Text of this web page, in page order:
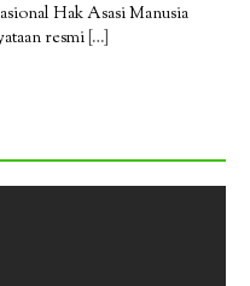
Hak Asasi Manusia
resmi […]